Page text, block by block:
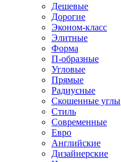
Дешевые
Дорогие
Эконом-класс
Элитные
Форма
П-образные
Угловые
Прямые
Радиусные
Скошенные углы
Стиль
Современные
Евро
Английские
Дизайнерские